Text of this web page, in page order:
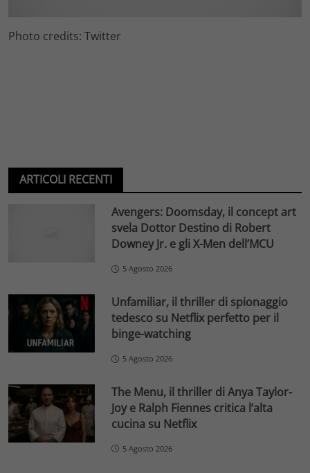
Photo credits: Twitter
ARTICOLI RECENTI
Avengers: Doomsday, il concept art
svela Dottor Destino di Robert
Downey Jr. e gli X-Men dell’MCU
5 Agosto 2026
Unfamiliar, il thriller di spionaggio
tedesco su Netflix perfetto per il
binge-watching
5 Agosto 2026
The Menu, il thriller di Anya Taylor-
Joy e Ralph Fiennes critica l’alta
cucina su Netflix
5 Agosto 2026